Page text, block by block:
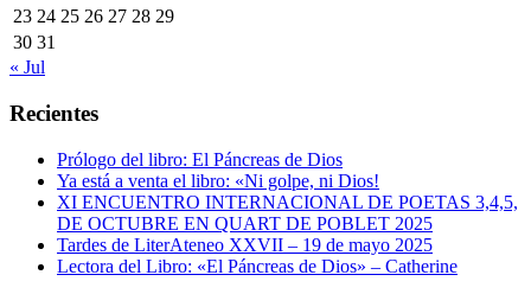
23 24 25 26 27 28 29
30 31
« Jul
Recientes
Prólogo del libro: El Páncreas de Dios
Ya está a venta el libro: «Ni golpe, ni Dios!
XI ENCUENTRO INTERNACIONAL DE POETAS 3,4,5,
DE OCTUBRE EN QUART DE POBLET 2025
Tardes de LiterAteneo XXVII – 19 de mayo 2025
Lectora del Libro: «El Páncreas de Dios» – Catherine